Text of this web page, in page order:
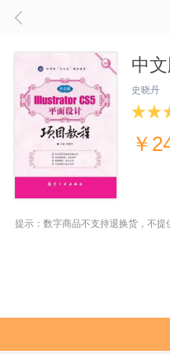
中
史晓丹
￥
提示：数字商品不支持退换货，不提